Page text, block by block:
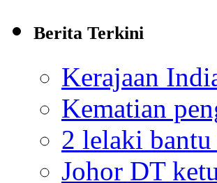
Berita Terkini
Kerajaan
Kematian
2 lelaki bantu
Johor DT